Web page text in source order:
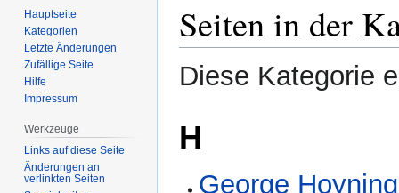
Navigation
springen
Suche
springen
Seiten in der
Diese Kategorie
H
George
Hauptseite
Kategorien
Letzte Änderungen
Zufällige Seite
Hilfe
Impressum
Werkzeuge
Links auf diese Seite
Änderungen an
verlinkten Seiten